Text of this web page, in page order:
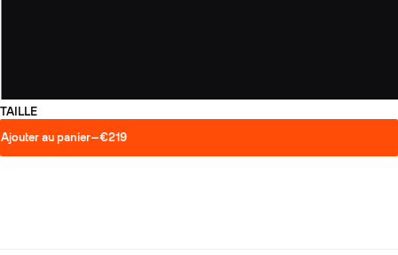
TAILLE
Ajouter au panier—€219